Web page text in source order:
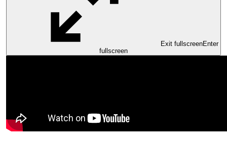
Exit fullscreenEnter
fullscreen